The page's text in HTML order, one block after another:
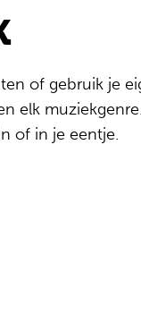
of gebruik je
elk
of in je eentje.